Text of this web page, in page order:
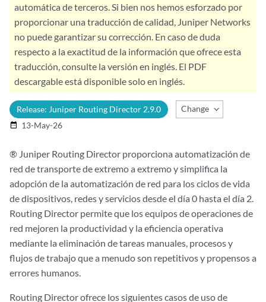
automática de terceros. Si bien nos hemos esforzado por
proporcionar una traducción de calidad, Juniper Networks
no puede garantizar su corrección. En caso de duda
respecto a la exactitud de la información que ofrece esta
traducción, consulte la versión en inglés. El PDF
descargable está disponible solo en inglés.
Release: Juniper Routing Director 2.9.0 Change Release
date_range 13-May-26
® Juniper Routing Director proporciona automatización de
red de transporte de extremo a extremo y simplifica la
adopción de la automatización de red para los ciclos de vida
de dispositivos, redes y servicios desde el día 0 hasta el día 2.
Routing Director permite que los equipos de operaciones de
red mejoren la productividad y la eficiencia operativa
mediante la eliminación de tareas manuales, procesos y
flujos de trabajo que a menudo son repetitivos y propensos a
errores humanos.
Routing Director ofrece los siguientes casos de uso de